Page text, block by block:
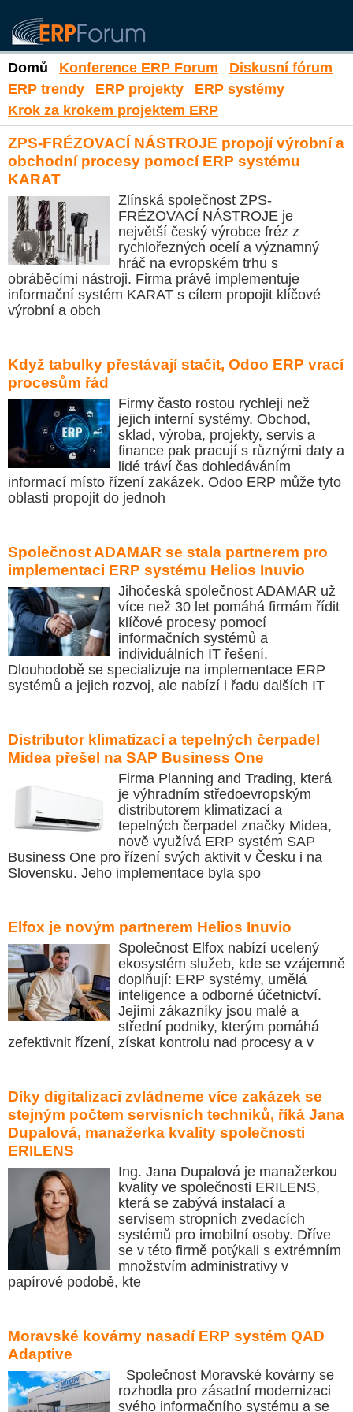
Domů Konference ERP Forum
Diskusní fórum
ERP trendy
ERP projekty
ERP systémy
Krok za krokem projektem ERP
ZPS-FRÉZOVACÍ NÁSTROJE propojí výrobní a
obchodní procesy pomocí ERP systému
KARAT
Zlínská společnost ZPS-
FRÉZOVACÍ NÁSTROJE je
největší český výrobce fréz z
rychlořezných ocelí a významný
hráč na evropském trhu s
obráběcími nástroji. Firma právě implementuje
informační systém KARAT s cílem propojit klíčové
výrobní a obch
Když tabulky přestávají stačit, Odoo ERP vrací
procesům řád
Firmy často rostou rychleji než
jejich interní systémy. Obchod,
sklad, výroba, projekty, servis a
finance pak pracují s různými daty a
lidé tráví čas dohledáváním
informací místo řízení zakázek. Odoo ERP může tyto
oblasti propojit do jednoh
Společnost ADAMAR se stala partnerem pro
implementaci ERP systému Helios Inuvio
Jihočeská společnost ADAMAR už
více než 30 let pomáhá firmám řídit
klíčové procesy pomocí
informačních systémů a
individuálních IT řešení.
Dlouhodobě se specializuje na implementace ERP
systémů a jejich rozvoj, ale nabízí i řadu dalších IT
Distributor klimatizací a tepelných čerpadel
Midea přešel na SAP Business One
Firma Planning and Trading, která
je výhradním středoevropským
distributorem klimatizací a
tepelných čerpadel značky Midea,
nově využívá ERP systém SAP
Business One pro řízení svých aktivit v Česku i na
Slovensku. Jeho implementace byla spo
Elfox je novým partnerem Helios Inuvio
Společnost Elfox nabízí ucelený
ekosystém služeb, kde se vzájemně
doplňují: ERP systémy, umělá
inteligence a odborné účetnictví.
Jejími zákazníky jsou malé a
střední podniky, kterým pomáhá
zefektivnit řízení, získat kontrolu nad procesy a v
Díky digitalizaci zvládneme více zakázek se
stejným počtem servisních techniků, říká Jana
Dupalová, manažerka kvality společnosti
ERILENS
Ing. Jana Dupalová je manažerkou
kvality ve společnosti ERILENS,
která se zabývá instalací a
servisem stropních zvedacích
systémů pro imobilní osoby. Dříve
se v této firmě potýkali s extrémním
množstvím administrativy v
papírové podobě, kte
Moravské kovárny nasadí ERP systém QAD
Adaptive
Společnost Moravské kovárny se
rozhodla pro zásadní modernizaci
svého informačního systému a se